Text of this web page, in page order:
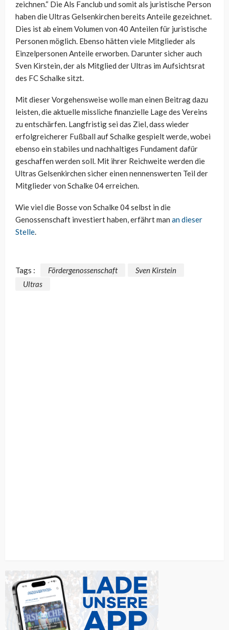
zeichnen.“ Die Als Fanclub und somit als juristische Person
haben die Ultras Gelsenkirchen bereits Anteile gezeichnet.
Dies ist ab einem Volumen von 40 Anteilen für juristische
Personen möglich. Ebenso hätten viele Mitglieder als
Einzelpersonen Anteile erworben. Darunter sicher auch
Sven Kirstein, der als Mitglied der Ultras im Aufsichtsrat
des FC Schalke sitzt.
Mit dieser Vorgehensweise wolle man einen Beitrag dazu
leisten, die aktuelle missliche finanzielle Lage des Vereins
zu entschärfen. Langfristig sei das Ziel, dass wieder
erfolgreicherer Fußball auf Schalke gespielt werde, wobei
ebenso ein stabiles und nachhaltiges Fundament dafür
geschaffen werden soll. Mit ihrer Reichweite werden die
Ultras Gelsenkirchen sicher einen nennenswerten Teil der
Mitglieder von Schalke 04 erreichen.
Wie viel die Bosse von Schalke 04 selbst in die
Genossenschaft investiert haben, erfährt man an dieser
Stelle.
Tags : Fördergenossenschaft
Sven Kirstein
Ultras